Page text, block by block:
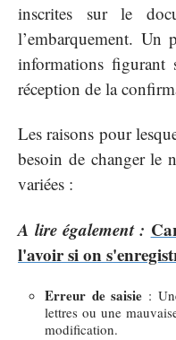
inscrites sur le
l’embarquement. Un
informations figurant
réception de la
Les raisons pour
besoin de changer le
variées :
A lire également :
l'avoir si on
Erreur de saisie :
lettres ou une
modification.